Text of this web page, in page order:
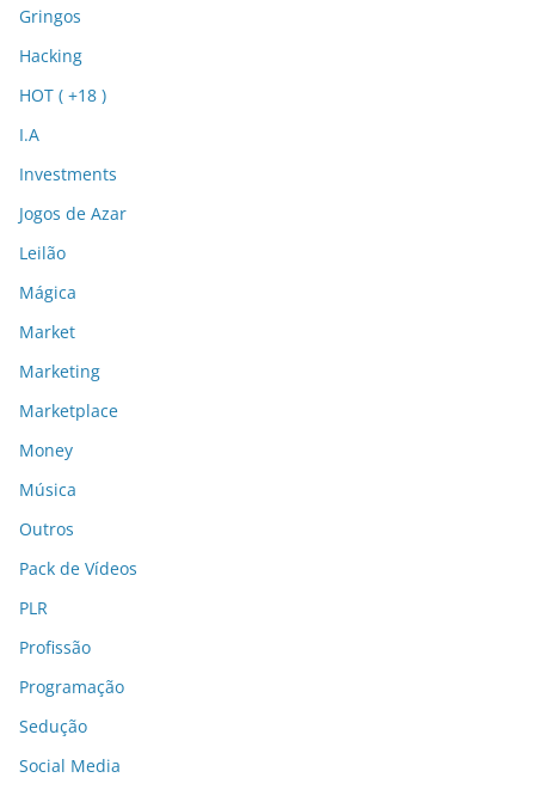
Gringos
Hacking
HOT ( +18 )
I.A
Investments
Jogos de Azar
Leilão
Mágica
Market
Marketing
Marketplace
Money
Música
Outros
Pack de Vídeos
PLR
Profissão
Programação
Sedução
Social Media